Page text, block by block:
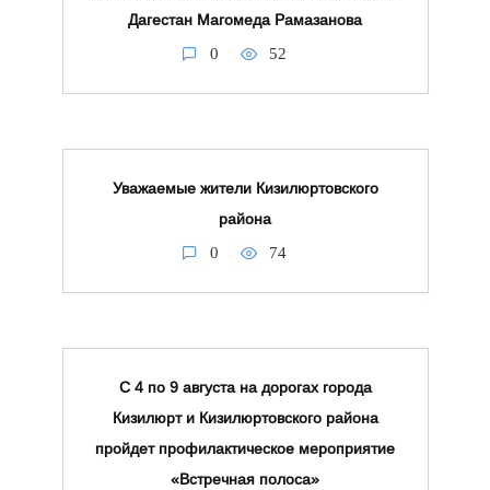
Дагестан Магомеда Рамазанова
0 52
Уважаемые жители Кизилюртовского
района
0 74
С 4 по 9 августа на дорогах города
Кизилюрт и Кизилюртовского района
пройдет профилактическое мероприятие
«Встречная полоса»